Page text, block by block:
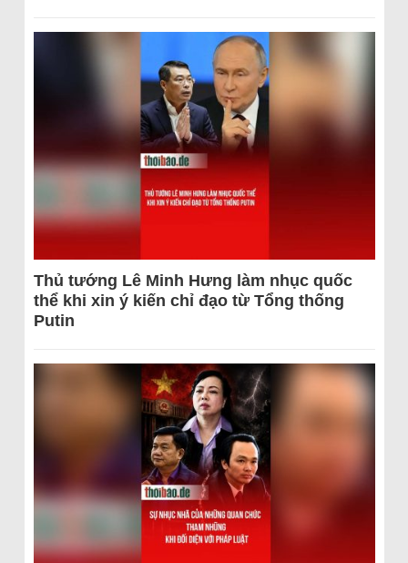
Thủ tướng Lê Minh Hưng làm nhục quốc
thể khi xin ý kiến chỉ đạo từ Tổng thống
Putin